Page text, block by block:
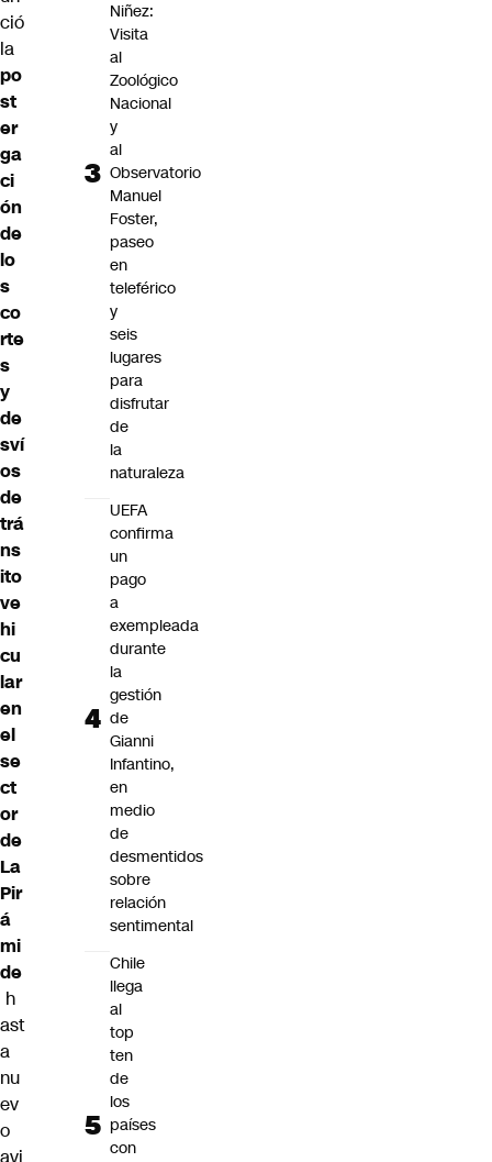
ció
la
po
st
er
ga
ci
ón
de
lo
s
co
rte
s
y
de
sví
os
de
trá
ns
ito
ve
hi
cu
lar
en
el
se
ct
or
de
La
Pir
á
mi
de
h
ast
a
nu
ev
o
Niñez:
Visita
al
Zoológico
Nacional
y
al
Observatorio
Manuel
Foster,
paseo
en
teleférico
y
seis
lugares
para
disfrutar
de
la
naturaleza
UEFA
confirma
un
pago
a
exempleada
durante
la
gestión
de
Gianni
Infantino,
en
medio
de
desmentidos
sobre
relación
sentimental
Chile
llega
al
top
ten
de
los
países
con